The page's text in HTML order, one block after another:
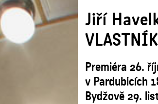
Jiří
Premiéra 26.
v Pardubicích
Bydžově 29.